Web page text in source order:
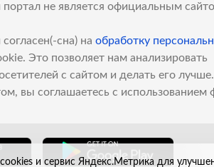
не является официальным
сна) на обработку
Это позволяет нам анализировать
с сайтом и делать его
вы соглашаетесь с использованием
и сервис Яндекс.Метрика для